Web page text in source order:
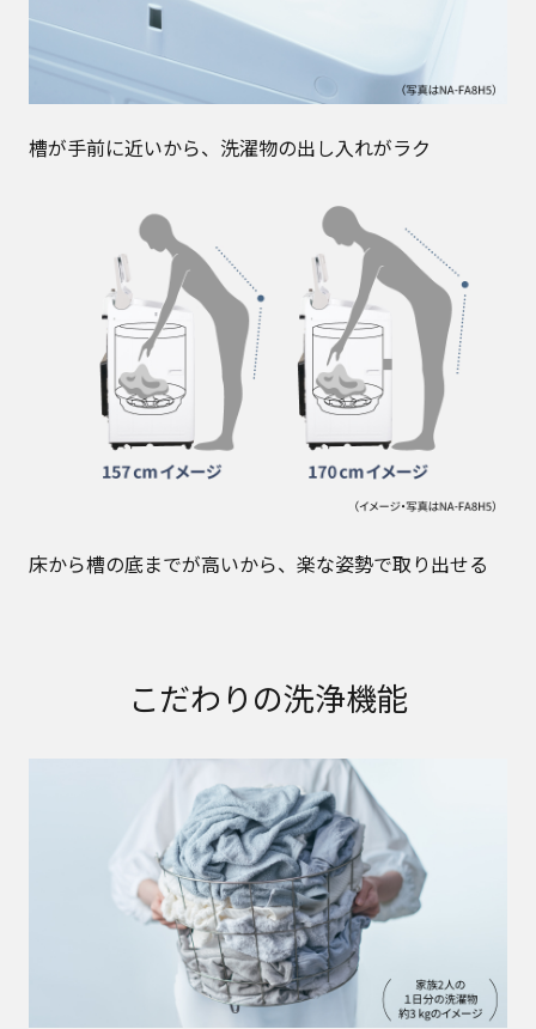
槽が手前に近いから、洗濯物の出し入れがラク
床から槽の底までが高いから、楽な姿勢で取り出せる
こだわりの洗浄機能